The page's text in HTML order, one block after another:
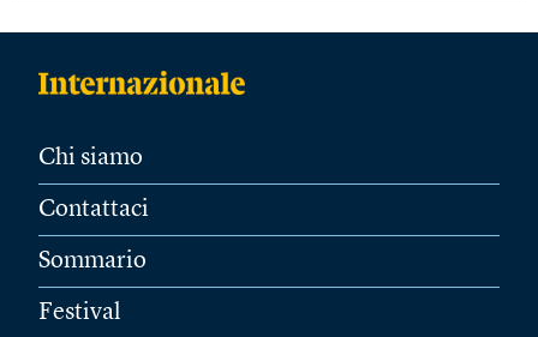
Chi siamo
Contattaci
Sommario
Festival